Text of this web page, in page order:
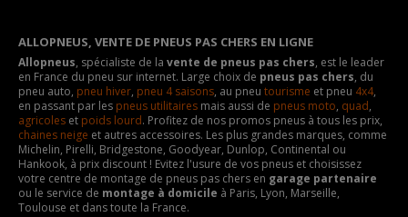
ALLOPNEUS, VENTE DE PNEUS PAS CHERS EN LIGNE
Allopneus, spécialiste de la vente de pneus pas chers, est le leader
en France du pneu sur internet. Large choix de pneus pas chers, du
pneu auto, pneu hiver, pneu 4 saisons, au pneu tourisme et pneu 4x4,
en passant par les pneus utilitaires mais aussi de pneus moto, quad,
agricoles et poids lourd. Profitez de nos promos pneus à tous les prix,
chaines neige et autres accessoires. Les plus grandes marques, comme
Michelin, Pirelli, Bridgestone, Goodyear, Dunlop, Continental ou
Hankook, à prix discount ! Evitez l'usure de vos pneus et choisissez
votre centre de montage de pneus pas chers en garage partenaire
ou le service de montage à domicile à Paris, Lyon, Marseille,
Toulouse et dans toute la France.